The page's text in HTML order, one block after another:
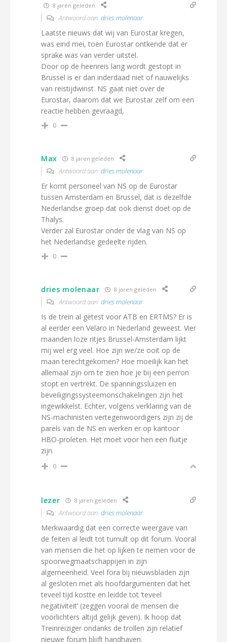
8 jaren geleden
Antwoord aan dries molenaar
Laatste nieuws dat wij van Eurostar kregen,
was eind mei, toen Eurostar ontkende dat er
sprake was van verder uitstel.
Door op de heenreis lang wordt gestopt in
Brussel is er dan inderdaad niet of nauwelijks
van reistijdwinst. NS gaat niet over de
Eurostar, daarom dat we Eurostar zelf om een
reactie hebben gevraagd,
0
Max 8 jaren geleden
Antwoord aan dries molenaar
Er komt personeel van NS op de Eurostar
tussen Amsterdam en Brussel, dat is dezelfde
Nederlandse groep dat ook dienst doet op de
Thalys.
Verder zal Eurostar onder de vlag van NS op
het Nederlandse gedeelte rijden.
0
dries molenaar 8 jaren geleden
Antwoord aan dries molenaar
Is de trein al getest voor ATB en ERTMS? Er is
al eerder een Velaro in Nederland geweest. Vier
maanden loze ritjes Brussel-Amsterdam lijkt
mij wel erg veel. Hoe zijn we/ze ooit op de
maan terechtgekomen? Hoe moeilijk kan het
allemaal zijn om te zien hoe je bij een perron
stopt en vertrekt. De spanningssluizen en
beveiligingssysteemonschakelingen zijn het
ingewikkelst. Echter, volgens verklaring van de
NS-machinisten vertegenwoordigers zijn zij de
parels van de NS en werken er op kantoor
HBO-proleten. Het moet voor hen een fluitje
zijn.
0
lezer 8 jaren geleden
Antwoord aan dries molenaar
Merkwaardig dat een correcte weergave van
de feiten al leidt tot tumult op dit forum. Vooral
van mensen die het op lijken te nemen voor de
spoorwegmaatschappijen in zijn
algemeenheid. Veel fora bij nieuwsbladen zijn
al gesloten met als hoofdargumenten dat het
teveel tijd kostte en leidde tot ‘teveel
negativiteit’ (zeggen vooral de mensen die
voorlichters altijd gelijk geven). Ik hoop dat
Treinreiziger ondanks de trollen zijn relatief
nieuwe forum blijft handhaven.